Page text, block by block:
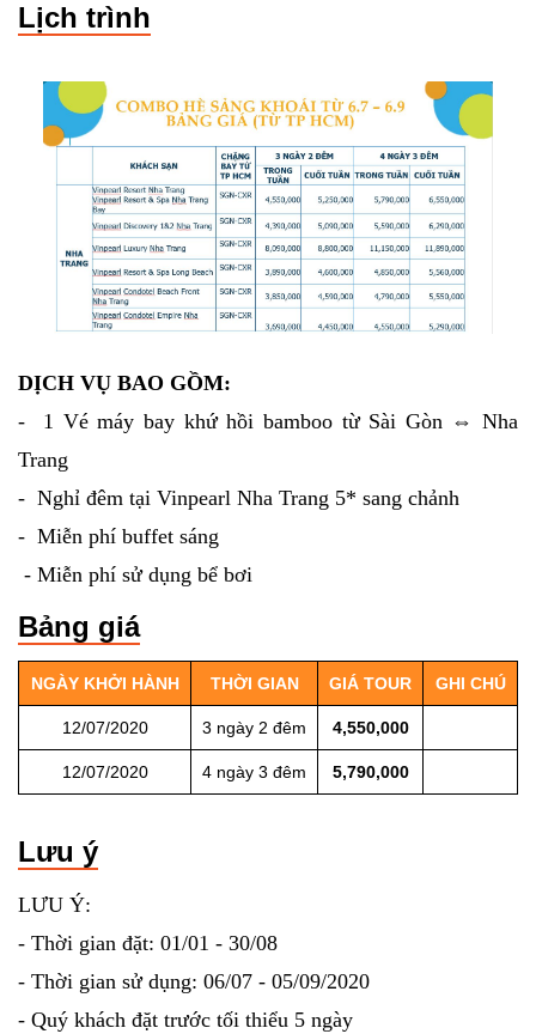
Lịch trình
DỊCH VỤ BAO GỒM:
- 1 Vé máy bay khứ hồi bamboo từ Sài Gòn ⇔ Nha
Trang
- Nghỉ đêm tại Vinpearl Nha Trang 5* sang chảnh
- Miễn phí buffet sáng
- Miễn phí sử dụng bể bơi
Bảng giá
NGÀY KHỞI HÀNH THỜI GIAN GIÁ TOUR GHI CHÚ
12/07/2020 3 ngày 2 đêm 4,550,000
12/07/2020 4 ngày 3 đêm 5,790,000
Lưu ý
LƯU Ý:
- Thời gian đặt: 01/01 - 30/08
- Thời gian sử dụng: 06/07 - 05/09/2020
- Quý khách đặt trước tối thiểu 5 ngày